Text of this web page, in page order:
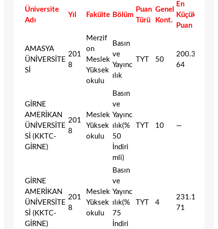
Üniversite
Adı
Yıl Fakülte Bölüm
Puan
Türü
Genel
Kont.
En
Küçük
Puan
AMASYA
ÜNİVERSİTE
Sİ
201
8
Merzif
on
Meslek
Yüksek
okulu
Basın
ve
Yayınc
ılık
TYT 50
200.342
64
GİRNE
AMERİKAN
ÜNİVERSİTE
Sİ (KKTC-
GİRNE)
201
8
Meslek
Yüksek
okulu
Basın
ve
Yayınc
ılık(%
50
İndiri
mli)
TYT 10 —
GİRNE
AMERİKAN
ÜNİVERSİTE
Sİ (KKTC-
GİRNE)
201
8
Meslek
Yüksek
okulu
Basın
ve
Yayınc
ılık(%
75
İndiri
TYT 4
231.188
71